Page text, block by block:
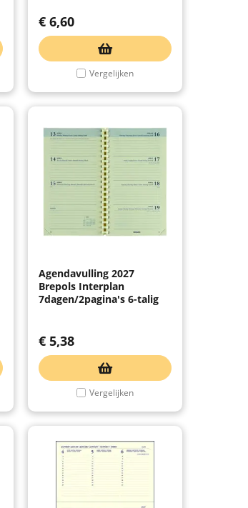
€ 6,60
Vergelijken
Agendavulling 2027
Brepols Interplan
7dagen/2pagina's 6-talig
€ 5,38
Vergelijken